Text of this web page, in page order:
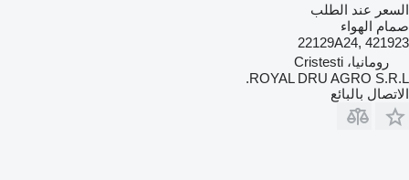
السعر عند الطلب
صمام الهواء
22129A24, 421923
رومانيا، Cristesti
ROYAL DRU AGRO S.R.L.
الاتصال بالبائع